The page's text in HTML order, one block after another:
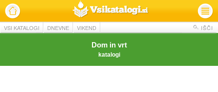
VSI KATALOGI DNEVNE VIKEND IŠČI
Dom in vrt
katalogi